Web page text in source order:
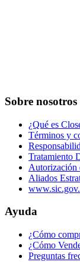
Sobre nosotros
¿Qué es
Términos y
Tratamiento
Autorización
Aliados
Ayuda
¿Cómo
¿Cómo
Preguntas